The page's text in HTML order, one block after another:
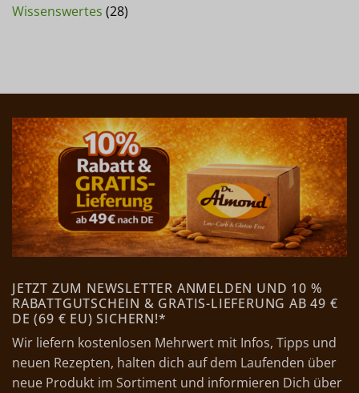
Wissenswertes (28)
JETZT ZUM NEWSLETTER ANMELDEN UND 10 %
RABATTGUTSCHEIN & GRATIS-LIEFERUNG AB 49 €
DE (69 € EU) SICHERN!*
Wir liefern kostenlosen Mehrwert mit Infos, Tipps und
neuen Rezepten, halten dich auf dem Laufenden über
neue Produkt im Sortiment und informieren Dich über